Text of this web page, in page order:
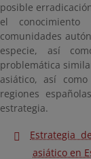
posible
el
comunidades
especie, así
problemática
asiático, así
regiones
estrategia.
Estrategia
asiático en